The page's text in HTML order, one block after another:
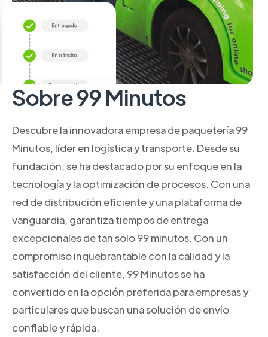
Sobre 99 Minutos
Descubre la innovadora empresa de paquetería 99
Minutos, líder en logística y transporte. Desde su
fundación, se ha destacado por su enfoque en la
tecnología y la optimización de procesos. Con una
red de distribución eficiente y una plataforma de
vanguardia, garantiza tiempos de entrega
excepcionales de tan solo 99 minutos. Con un
compromiso inquebrantable con la calidad y la
satisfacción del cliente, 99 Minutos se ha
convertido en la opción preferida para empresas y
particulares que buscan una solución de envío
confiable y rápida.